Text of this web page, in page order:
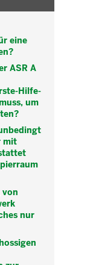
eine
ASR A
Hilfe-
um
mit
von
nur